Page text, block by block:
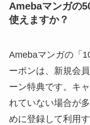
Amebaマンガの
使えますか？
Amebaマンガの「
ーポンは、新規会
ーン特典です。キ
れていない場合が
めに登録して利用